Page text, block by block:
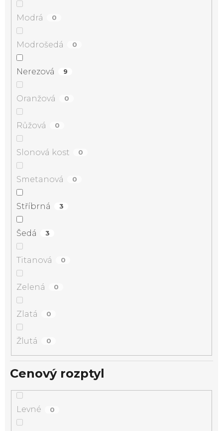
Modrá 0
Modrošedá 0
Nerezová 9
Oranžová 0
Růžová 0
Slonová kost 0
Smetanová 0
Stříbrná 3
Šedá 3
Titanová 0
Zelená 0
Zlatá 0
Žlutá 0
Cenový rozptyl
Levné 0